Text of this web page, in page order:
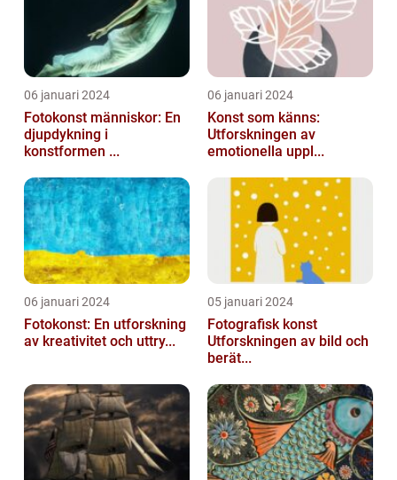
06 januari 2024
Fotokonst människor: En
djupdykning i
konstformen ...
06 januari 2024
Konst som känns:
Utforskningen av
emotionella uppl...
06 januari 2024
Fotokonst: En utforskning
av kreativitet och uttry...
05 januari 2024
Fotografisk konst
Utforskningen av bild och
berät...